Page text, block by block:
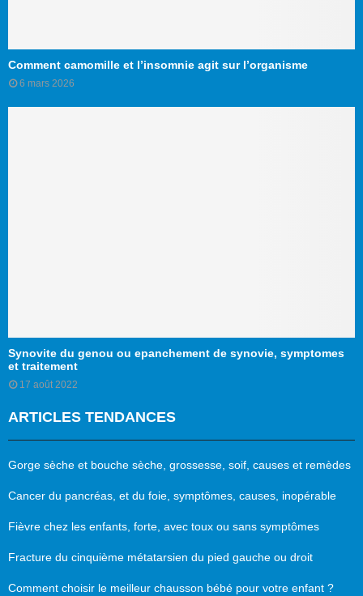
Comment camomille et l’insomnie agit sur l’organisme
6 mars 2026
Synovite du genou ou epanchement de synovie, symptomes
et traitement
17 août 2022
ARTICLES TENDANCES
Gorge sèche et bouche sèche, grossesse, soif, causes et remèdes
Cancer du pancréas, et du foie, symptômes, causes, inopérable
Fièvre chez les enfants, forte, avec toux ou sans symptômes
Fracture du cinquième métatarsien du pied gauche ou droit
Comment choisir le meilleur chausson bébé pour votre enfant ?